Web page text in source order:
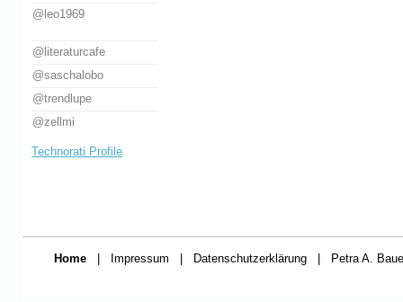
@leo1969
@literaturcafe
@saschalobo
@trendlupe
@zellmi
Technorati Profile
Home Impressum Datenschutzerklärung Petra A.